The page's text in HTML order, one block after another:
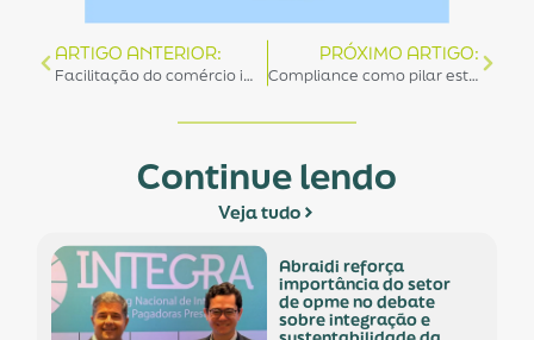
ARTIGO ANTERIOR:
Facilitação do comércio impulsiona o desenvolvimento e o acesso a tecnologias de saúde.
PRÓXIMO ARTIGO:
Compliance como pilar estratégico dos negócios em saúde é tema de encontro.
Continue lendo
Veja tudo
abraidi reforça
importância do setor
de opme no debate
sobre integração e